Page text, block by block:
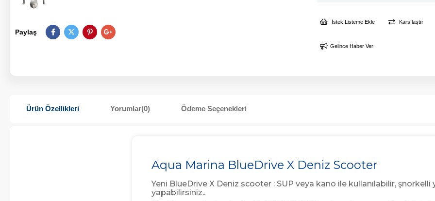
Paylaş
İstek Listeme Ekle Karşılaştır
Gelince Haber Ver
Ürün Özellikleri Yorumlar(0) Ödeme Seçenekleri
Aqua Marina BlueDrive X Deniz Scooter
Yeni BlueDrive X Deniz scooter : SUP veya kano ile kullanılabilir, şnorkelli
yapabilirsiniz..